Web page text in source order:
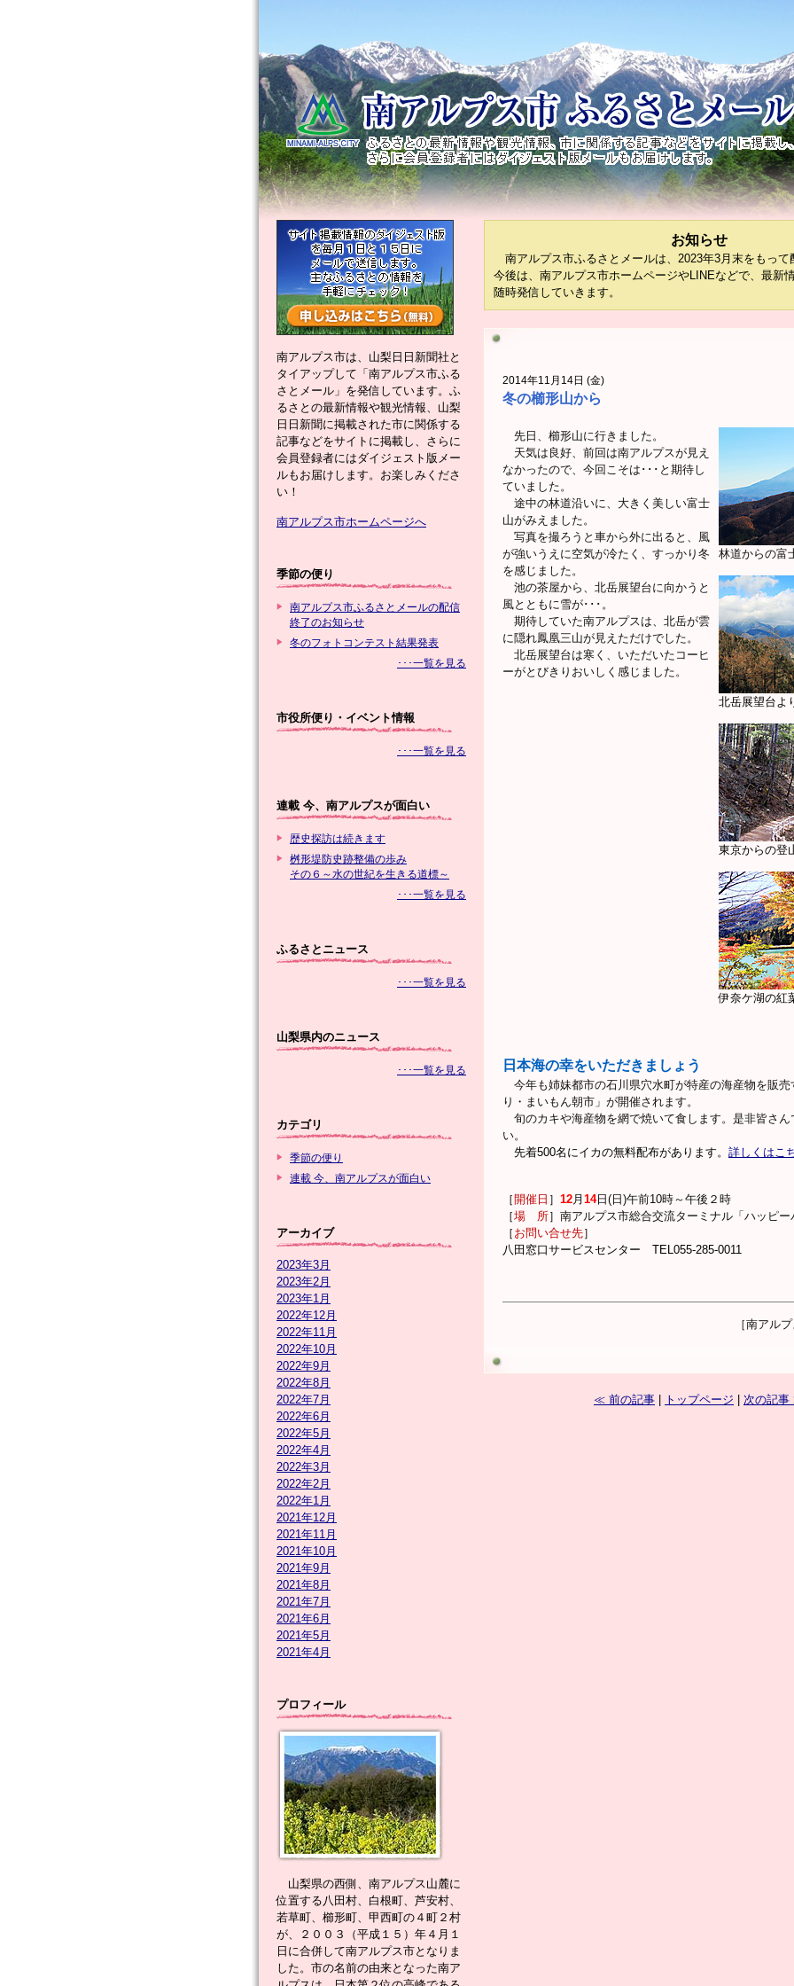
南アルプス市は、山梨日日新聞社と
タイアップして「南アルプス市ふる
さとメール」を発信しています。ふ
るさとの最新情報や観光情報、山梨
日日新聞に掲載された市に関係する
記事などをサイトに掲載し、さらに
会員登録者にはダイジェスト版メー
ルもお届けします。お楽しみくださ
い！
南アルプス市ホームページへ
季節の便り
南アルプス市ふるさとメールの配信
終了のお知らせ
冬のフォトコンテスト結果発表
･･･一覧を見る
市役所便り・イベント情報
･･･一覧を見る
連載 今、南アルプスが面白い
歴史探訪は続きます
桝形堤防史跡整備の歩み
その６～水の世紀を生きる道標～
･･･一覧を見る
ふるさとニュース
･･･一覧を見る
山梨県内のニュース
･･･一覧を見る
カテゴリ
季節の便り
連載 今、南アルプスが面白い
アーカイブ
2023年3月
2023年2月
2023年1月
2022年12月
2022年11月
2022年10月
2022年9月
2022年8月
2022年7月
2022年6月
2022年5月
2022年4月
2022年3月
2022年2月
2022年1月
2021年12月
2021年11月
2021年10月
2021年9月
2021年8月
2021年7月
2021年6月
2021年5月
2021年4月
プロフィール
山梨県の西側、南アルプス山麓に
位置する八田村、白根町、芦安村、
若草町、櫛形町、甲西町の４町２村
が、２００３（平成１５）年４月１
日に合併して南アルプス市となりま
した。市の名前の由来となった南ア
お知らせ
南アルプス市ふるさとメールは、2023年3月末をもって
今後は、南アルプス市ホームページやLINEなどで、最新
随時発信していきます。
2014年11月14日 (金)
冬の櫛形山から
林道からの富
北岳展望台よ
東京からの登
伊奈ケ湖の紅
先日、櫛形山に行きました。
天気は良好、前回は南アルプスが見え
なかったので、今回こそは･･･と期待し
ていました。
途中の林道沿いに、大きく美しい富士
山がみえました。
写真を撮ろうと車から外に出ると、風
が強いうえに空気が冷たく、すっかり冬
を感じました。
池の茶屋から、北岳展望台に向かうと
風とともに雪が･･･。
期待していた南アルプスは、北岳が雲
に隠れ鳳凰三山が見えただけでした。
北岳展望台は寒く、いただいたコーヒ
ーがとびきりおいしく感じました。
日本海の幸をいただきましょう
今年も姉妹都市の石川県穴水町が特産の海産物を販売
り・まいもん朝市」が開催されます。
旬のカキや海産物を網で焼いて食します。是非皆さん
い。
先着500名にイカの無料配布があります。 詳しくはこ
［ 開催日 ］ 12月 14日(日)午前10時～午後２時
［場 所］ 南アルプス市総合交流ターミナル「ハッピー
［ お問い合せ先］
八田窓口サービスセンター TEL055-285-0011
［南アル
≪ 前の記事 トップページ 次の記